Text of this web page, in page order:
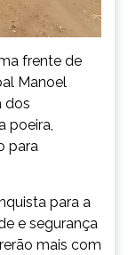
frente de
Manoel
dos
poeira,
para
para a
e segurança
mais com